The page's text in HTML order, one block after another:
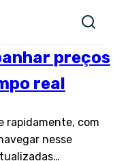
preços
real
rapidamente, com
nesse